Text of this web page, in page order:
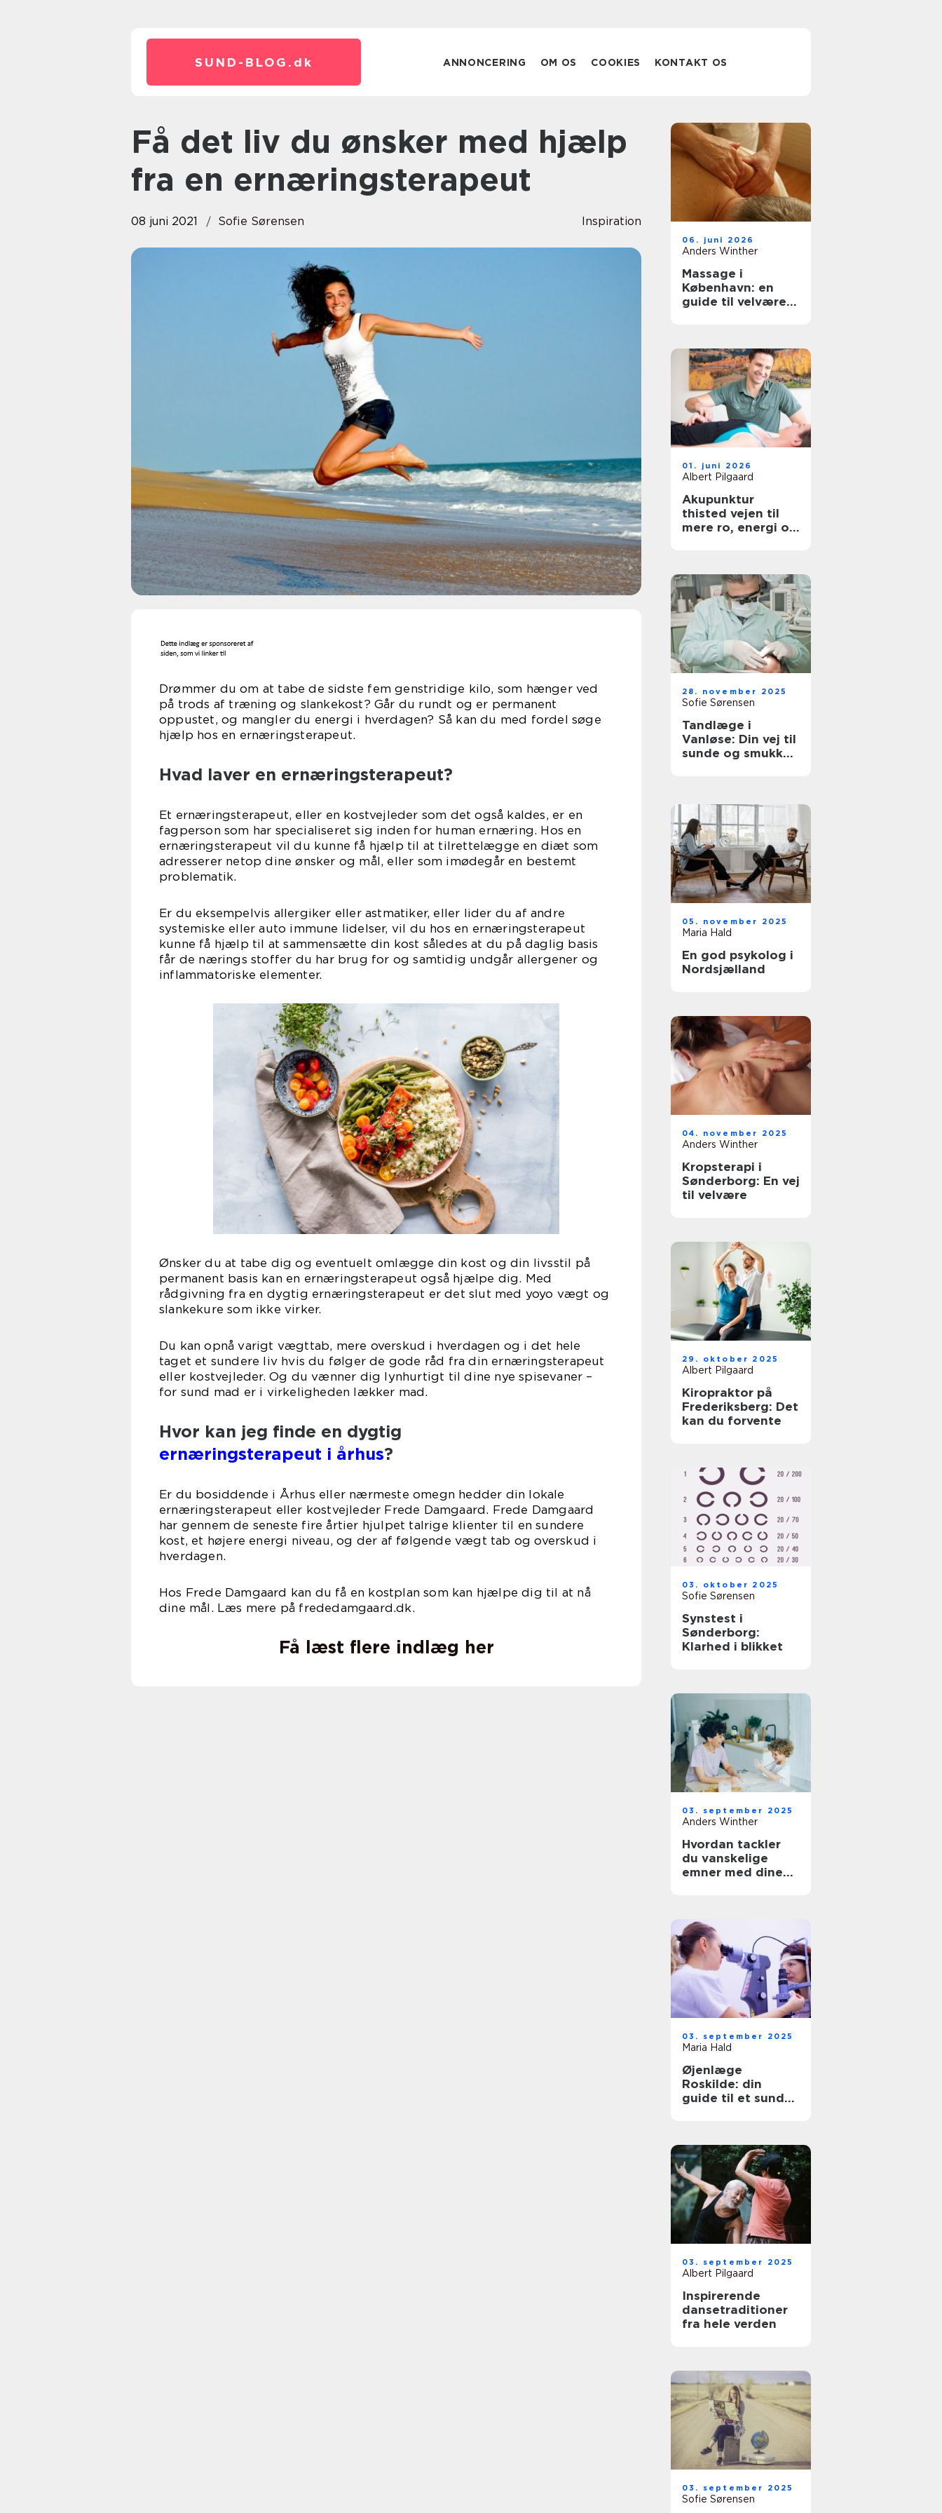
SUND-BLOG. dk ANNONCERING OM OS COOKIES KONTAKT OS
Få det liv du ønsker med hjælp
fra en ernæringsterapeut
08 juni 2021 Sofie Sørensen Inspiration
Drømmer du om at tabe de sidste fem genstridige kilo, som hænger ved
på trods af træning og slankekost? Går du rundt og er permanent
oppustet, og mangler du energi i hverdagen? Så kan du med fordel søge
hjælp hos en ernæringsterapeut.
Hvad laver en ernæringsterapeut?
Et ernæringsterapeut, eller en kostvejleder som det også kaldes, er en
fagperson som har specialiseret sig inden for human ernæring. Hos en
ernæringsterapeut vil du kunne få hjælp til at tilrettelægge en diæt som
adresserer netop dine ønsker og mål, eller som imødegår en bestemt
problematik.
Er du eksempelvis allergiker eller astmatiker, eller lider du af andre
systemiske eller auto immune lidelser, vil du hos en ernæringsterapeut
kunne få hjælp til at sammensætte din kost således at du på daglig basis
får de nærings stoffer du har brug for og samtidig undgår allergener og
inflammatoriske elementer.
Ønsker du at tabe dig og eventuelt omlægge din kost og din livsstil på
permanent basis kan en ernæringsterapeut også hjælpe dig. Med
rådgivning fra en dygtig ernæringsterapeut er det slut med yoyo vægt og
slankekure som ikke virker.
Du kan opnå varigt vægttab, mere overskud i hverdagen og i det hele
taget et sundere liv hvis du følger de gode råd fra din ernæringsterapeut
eller kostvejleder. Og du vænner dig lynhurtigt til dine nye spisevaner –
for sund mad er i virkeligheden lækker mad.
Hvor kan jeg finde en dygtig
ernæringsterapeut i århus?
Er du bosiddende i Århus eller nærmeste omegn hedder din lokale
ernæringsterapeut eller kostvejleder Frede Damgaard. Frede Damgaard
har gennem de seneste fire årtier hjulpet talrige klienter til en sundere
kost, et højere energi niveau, og der af følgende vægt tab og overskud i
hverdagen.
Hos Frede Damgaard kan du få en kostplan som kan hjælpe dig til at nå
dine mål. Læs mere på frededamgaard.dk.
Få læst flere indlæg her
06. juni 2026
Anders Winther
Massage i
København: en
guide til velvære i
01. juni 2026
Albert Pilgaard
Akupunktur
thisted vejen til
mere ro, energi og
28. november 2025
Sofie Sørensen
Tandlæge i
Vanløse: Din vej til
sunde og smukke
05. november 2025
Maria Hald
En god psykolog i
Nordsjælland
04. november 2025
Anders Winther
Kropsterapi i
Sønderborg: En vej
til velvære
29. oktober 2025
Albert Pilgaard
Kiropraktor på
Frederiksberg: Det
kan du forvente
03. oktober 2025
Sofie Sørensen
Synstest i
Sønderborg:
Klarhed i blikket
03. september 2025
Anders Winther
Hvordan tackler
du vanskelige
emner med dine
03. september 2025
Maria Hald
Øjenlæge
Roskilde: din
guide til et sundt
03. september 2025
Albert Pilgaard
Inspirerende
dansetraditioner
fra hele verden
03. september 2025
Sofie Sørensen